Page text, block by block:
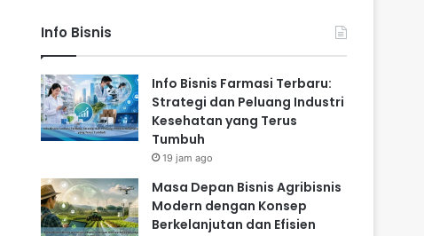
Info Bisnis
Info Bisnis Farmasi Terbaru:
Strategi dan Peluang Industri
Kesehatan yang Terus
Tumbuh
19 jam ago
Masa Depan Bisnis Agribisnis
Modern dengan Konsep
Berkelanjutan dan Efisien